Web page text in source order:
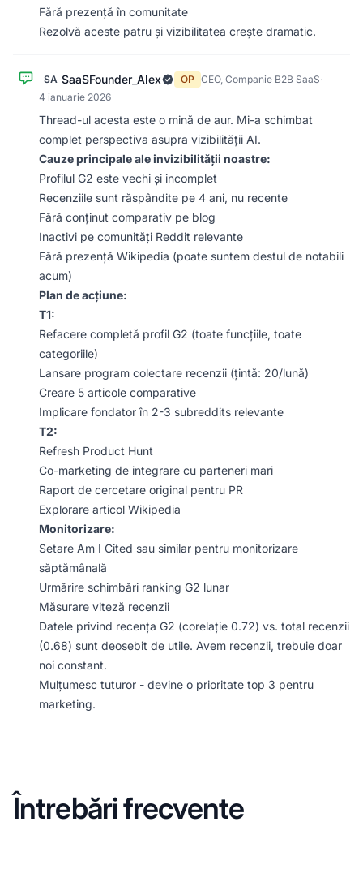
Fără prezență în comunitate
Rezolvă aceste patru și vizibilitatea crește dramatic.
SA SaaSFounder_Alex OP CEO, Companie B2B SaaS·
4 ianuarie 2026
Thread-ul acesta este o mină de aur. Mi-a schimbat
complet perspectiva asupra vizibilității AI.
Cauze principale ale invizibilității noastre:
Profilul G2 este vechi și incomplet
Recenziile sunt răspândite pe 4 ani, nu recente
Fără conținut comparativ pe blog
Inactivi pe comunități Reddit relevante
Fără prezență Wikipedia (poate suntem destul de notabili
acum)
Plan de acțiune:
T1:
Refacere completă profil G2 (toate funcțiile, toate
categoriile)
Lansare program colectare recenzii (țintă: 20/lună)
Creare 5 articole comparative
Implicare fondator în 2-3 subreddits relevante
T2:
Refresh Product Hunt
Co-marketing de integrare cu parteneri mari
Raport de cercetare original pentru PR
Explorare articol Wikipedia
Monitorizare:
Setare Am I Cited sau similar pentru monitorizare
săptămânală
Urmărire schimbări ranking G2 lunar
Măsurare viteză recenzii
Datele privind recența G2 (corelație 0.72) vs. total recenzii
(0.68) sunt deosebit de utile. Avem recenzii, trebuie doar
noi constant.
Mulțumesc tuturor - devine o prioritate top 3 pentru
marketing.
Întrebări frecvente